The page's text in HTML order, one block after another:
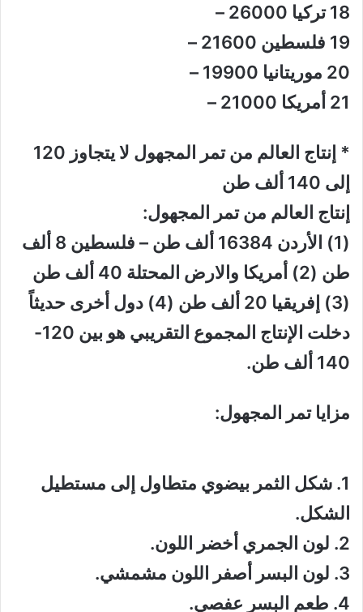
18 تركيا 26000 –
19 فلسطين 21600 –
20 موريتانيا 19900 –
21 أمريكا 21000 –
* إنتاج العالم من تمر المجهول لا يتجاوز 120
إلى 140 ألف طن
إنتاج العالم من تمر المجهول:
(1) الأردن 16384 ألف طن – فلسطين 8 ألف
طن (2) أمريكا والارض المحتلة 40 ألف طن
(3) إفريقيا 20 ألف طن (4) دول أخرى حديثاً
دخلت الإنتاج المجموع التقريبي هو بين 120-
140 ألف طن.
مزايا تمر المجهول:
1. شكل الثمر بيضوي متطاول إلى مستطيل
الشكل.
2. لون الجمري أخضر اللون.
3. لون البسر أصفر اللون مشمشي.
4. طعم البسر عفصي.